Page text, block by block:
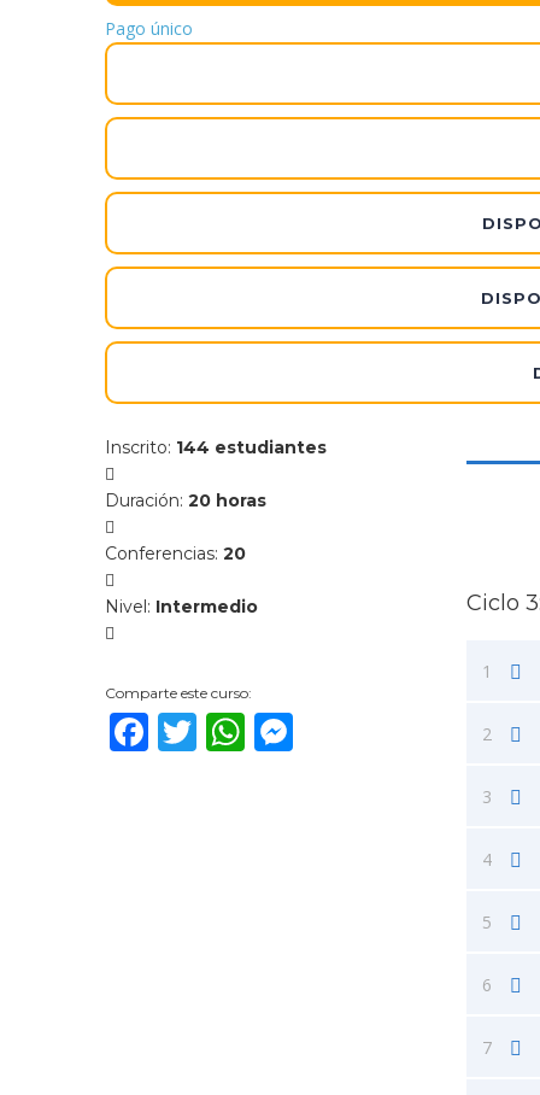
Pago único
Inscrito: 144 estudiantes
Duración: 20 horas
Conferencias: 20
Nivel: Intermedio
Comparte este curso:
Facebook
TwitterWhatsApp
Messenger
Ciclo
1
2
3
4
5
6
7